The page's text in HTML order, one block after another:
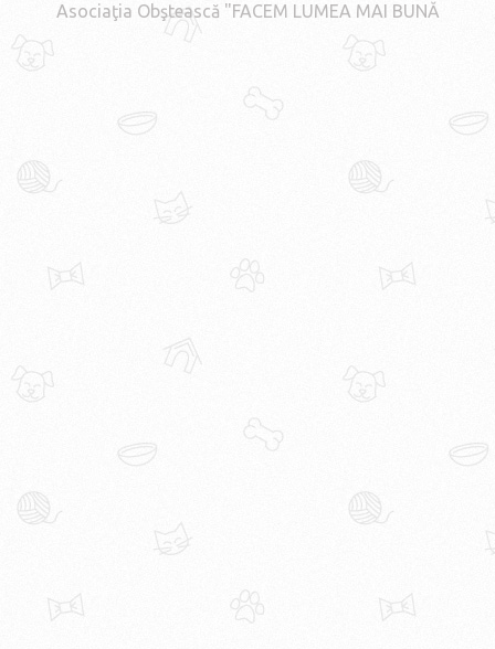
Asociaţia Obştească "FACEM LUMEA MAI BUNĂ